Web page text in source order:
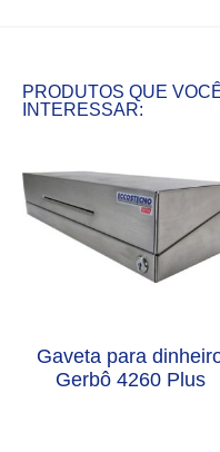
PRODUTOS QUE
INTERESSAR:
Gaveta para
Gerbô 4260 Plus